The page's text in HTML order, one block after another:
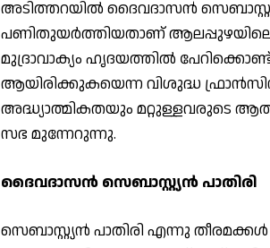
അടിത്തറയില്‍ ദൈവദാസന്‍
പണിതുയര്‍ത്തിയതാണ് ആലപ്പുഴയിലെ
മുദ്രാവാക്യം ഹൃദയത്തില്‍
ആയിരിക്കുകയെന്ന വിശുദ്ധ
അദ്ധ്യാത്മികതയും മറ്റുള്ളവരുടെ
സഭ മുന്നേറുന്നു.
ദൈവദാസന്‍ സെബാസ്റ്റ്യന്‍ പാതിരി
സെബാസ്റ്റ്യന്‍ പാതിരി എന്നു തീരമക്കള്‍